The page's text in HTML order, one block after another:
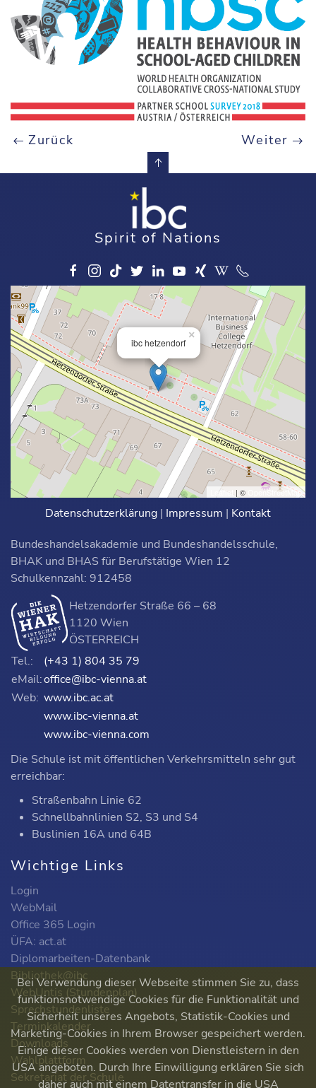
Zurück Weiter
Spirit of Nations
ibc hetzendorf
×
Leaflet | © OpenStreetMap
Datenschutzerklärung | Impressum | Kontakt
Bundeshandelsakademie und Bundeshandelsschule,
BHAK und BHAS für Berufstätige Wien 12
Schulkennzahl: 912458
Hetzendorfer Straße 66 – 68
1120 Wien
ÖSTERREICH
Tel.:
(+43 1) 804 35 79
eMail:office@ibc-vienna.at
Web: www.ibc.ac.at
www.ibc-vienna.at
www.ibc-vienna.com
Die Schule ist mit öffentlichen Verkehrsmitteln sehr gut
erreichbar:
Straßenbahn Linie 62
Schnellbahnlinien S2, S3 und S4
Buslinien 16A und 64B
Wichtige Links
Login
WebMail
Office 365 Login
ÜFA: act.at
Diplomarbeiten-Datenbank
Bibliothek@ibc
WebUntis (Stundenplan)
Sprechstundenliste
Terminkalender
Downloads
Wahlplattform
Sekretariat der Schule
Bei Verwendung dieser Webseite stimmen Sie zu, dass
funktionsnotwendige Cookies für die Funktionalität und
Sicherheit unseres Angebots, Statistik-Cookies und
Marketing-Cookies in Ihrem Browser gespeichert werden.
Einige dieser Cookies werden von Dienstleistern in den
USA angeboten. Durch Ihre Einwilligung erklären Sie sich
daher auch mit einem Datentransfer in die USA